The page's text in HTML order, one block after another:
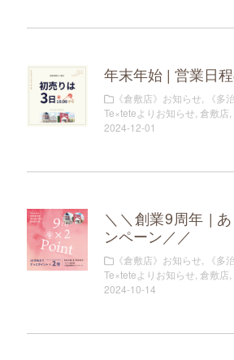
年末年始 | 営業日
《倉敷店》お知らせ, 《多
Te×teteよりお知らせ, 倉敷店,
2024-12-01
＼＼創業9周年 |
ンペーン／／
《倉敷店》お知らせ, 《多
Te×teteよりお知らせ, 倉敷店,
2024-10-14